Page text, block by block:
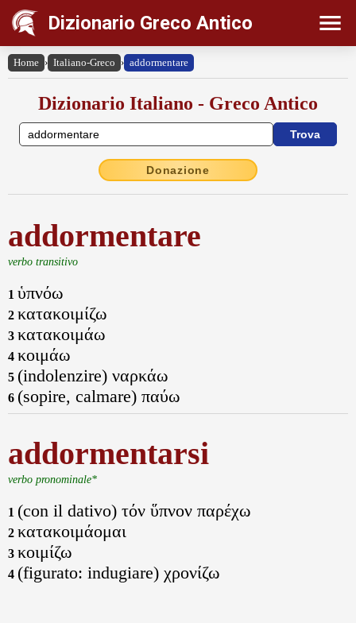
Dizionario Greco Antico
Home › Italiano-Greco › addormentare
Dizionario Italiano - Greco Antico
Donazione
addormentare
verbo transitivo
1 ὑπνόω
2 κατακοιμίζω
3 κατακοιμάω
4 κοιμάω
5 (indolenzire) ναρκάω
6 (sopire, calmare) παύω
addormentarsi
verbo pronominale*
1 (con il dativo) τόν ὕπνον παρέχω
2 κατακοιμάομαι
3 κοιμίζω
4 (figurato: indugiare) χρονίζω